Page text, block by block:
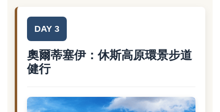
DAY 3
奧爾蒂塞伊：休斯高原環景步道
健行